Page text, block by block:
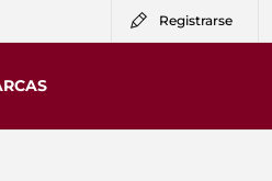
Registrarse